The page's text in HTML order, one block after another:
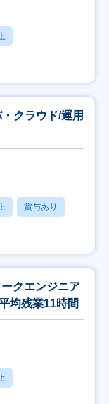
クラウド/運用
賞与あり
クエンジニア
均残業11時間